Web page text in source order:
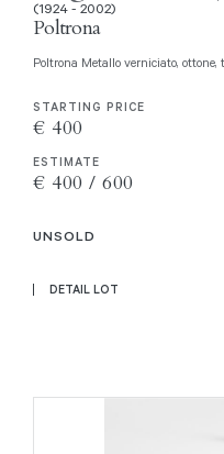
(1924 - 2002)
Poltrona
Poltrona Metallo verniciato,
STARTING PRICE
€ 400
ESTIMATE
€ 400 / 600
UNSOLD
DETAIL LOT